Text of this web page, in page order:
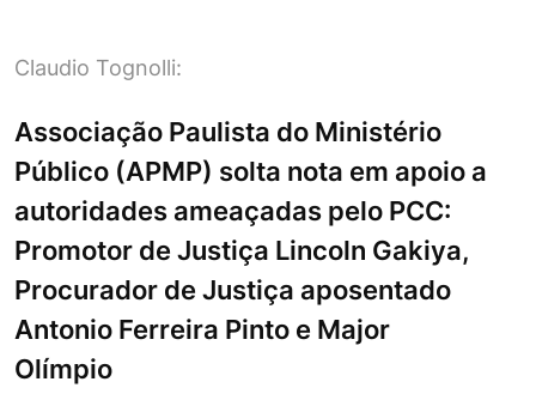
Claudio Tognolli:
Associação Paulista do Ministério
Público (APMP) solta nota em apoio a
autoridades ameaçadas pelo PCC:
Promotor de Justiça Lincoln Gakiya,
Procurador de Justiça aposentado
Antonio Ferreira Pinto e Major
Olímpio